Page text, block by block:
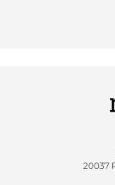
20037